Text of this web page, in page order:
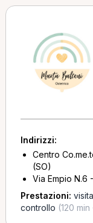
Indirizzi:
Centro
(SO)
Via Empio N.6
Prestazioni:
controllo (120